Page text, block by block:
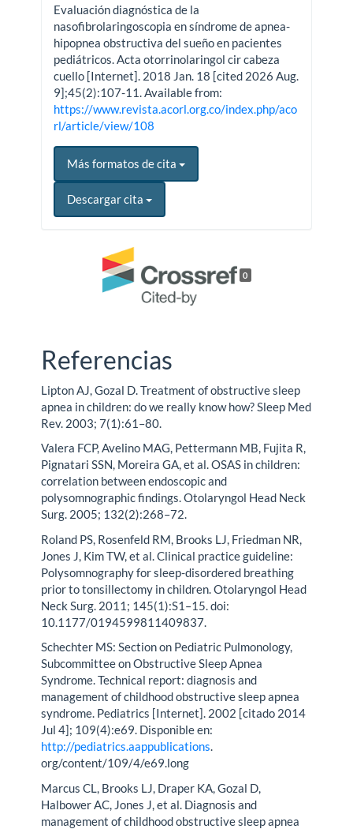
Evaluación diagnóstica de la
nasofibrolaringoscopia en síndrome de apnea-
hipopnea obstructiva del sueño en pacientes
pediátricos. Acta otorrinolaringol cir cabeza
cuello [Internet]. 2018 Jan. 18 [cited 2026 Aug.
9];45(2):107-11. Available from:
https://www.revista.acorl.org.co/index.php/aco
rl/article/view/108
Más formatos de cita
Descargar cita
0
Referencias
Lipton AJ, Gozal D. Treatment of obstructive sleep
apnea in children: do we really know how? Sleep Med
Rev. 2003; 7(1):61–80.
Valera FCP, Avelino MAG, Pettermann MB, Fujita R,
Pignatari SSN, Moreira GA, et al. OSAS in children:
correlation between endoscopic and
polysomnographic findings. Otolaryngol Head Neck
Surg. 2005; 132(2):268–72.
Roland PS, Rosenfeld RM, Brooks LJ, Friedman NR,
Jones J, Kim TW, et al. Clinical practice guideline:
Polysomnography for sleep-disordered breathing
prior to tonsillectomy in children. Otolaryngol Head
Neck Surg. 2011; 145(1):S1–15. doi:
10.1177/0194599811409837.
Schechter MS: Section on Pediatric Pulmonology,
Subcommittee on Obstructive Sleep Apnea
Syndrome. Technical report: diagnosis and
management of childhood obstructive sleep apnea
syndrome. Pediatrics [Internet]. 2002 [citado 2014
Jul 4]; 109(4):e69. Disponible en:
http://pediatrics.aappublications.
org/content/109/4/e69.long
Marcus CL, Brooks LJ, Draper KA, Gozal D,
Halbower AC, Jones J, et al. Diagnosis and
management of childhood obstructive sleep apnea